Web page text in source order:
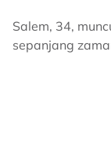
Salem, 34,
sepanjang